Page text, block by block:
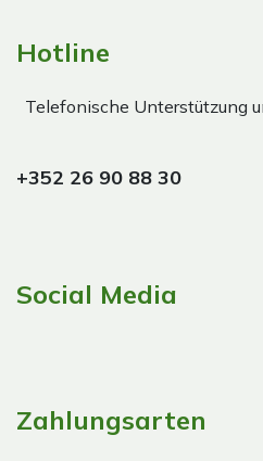
Hotline
Telefonische Unterstützung
+352 26 90 88 30
Social Media
Zahlungsarten